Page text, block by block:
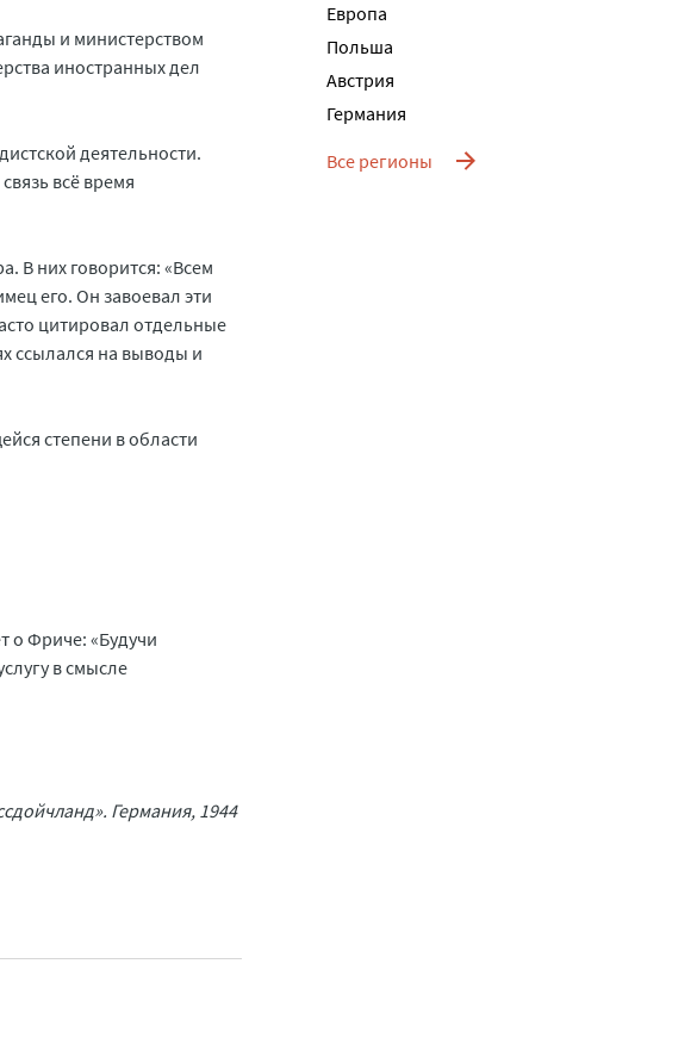
и министерством
иностранных дел
деятельности.
всё время
В них говорится: «Всем
его. Он завоевал эти
цитировал отдельные
ссылался на выводы и
степени в области
о Фриче: «Будучи
в смысле
Германия, 1944
Европа
Польша
Австрия
Германия
Все регионы